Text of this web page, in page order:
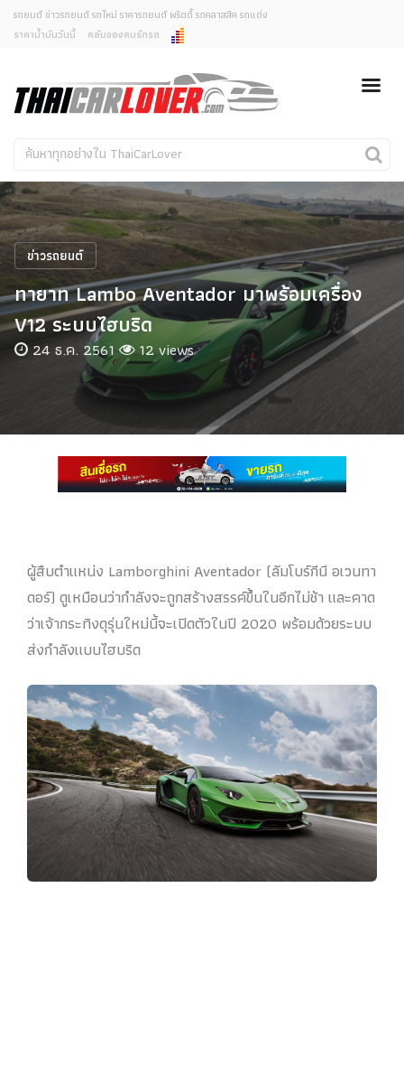
ยกเลิกการแจ้งเตือน
คุณต้องการยกเลิกการแจ้งเตือนข่าวสารเมื่อมีการอัพเดต
ใช่หรือไม่?
ไม่
รถยนต์ ข่าวรถยนต์ รถใหม่ ราคารถยนต์ พริตตี้ รถคลาสสิค รถแต่ง
ราคาน้ำมันวันนี้
คลับของคนรักรถ
รถใหม่
คนรักรถ
รถแต่ง
พริตตี้
งานแสดงรถ
Car In The Movie
สเปคราคา รถยนต์
ข่าวรถยนต์
ทายาท Lambo Aventador มาพร้อมเครื่อง
V12 ระบบไฮบริด
24 ธ.ค. 2561 12 views
ผู้สืบตำแหน่ง Lamborghini Aventador (ลัมโบร์กีนี อเวนทา
ดอร์) ดูเหมือนว่ากำลังจะถูกสร้างสรรค์ขึ้นในอีกไม่ช้า และคาด
ว่าเจ้ากระทิงดุรุ่นใหม่นี้จะเปิดตัวในปี 2020 พร้อมด้วยระบบ
ส่งกำลังแบบไฮบริด